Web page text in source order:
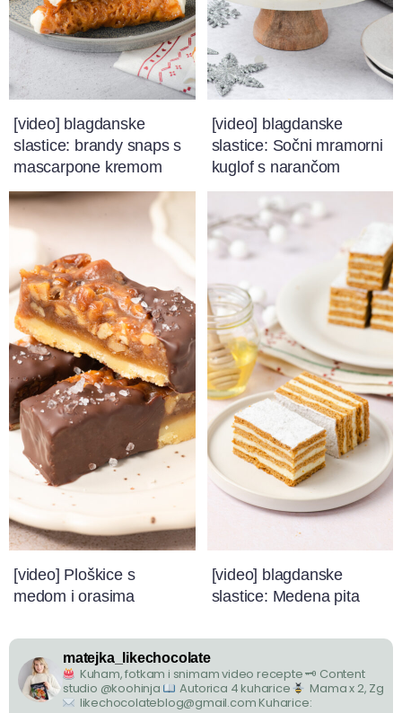
[video] blagdanske
slastice: brandy snaps s
mascarpone kremom
[video] blagdanske
slastice: Sočni mramorni
kuglof s narančom
[video] Ploškice s
medom i orasima
[video] blagdanske
slastice: Medena pita
matejka_likechocolate
Kuham, fotkam i snimam video recepte🗝 Content
studio @koohinja
Autorica 4 kuharice
Mama x 2, Zg
likechocolateblog@gmail.com Kuharice: